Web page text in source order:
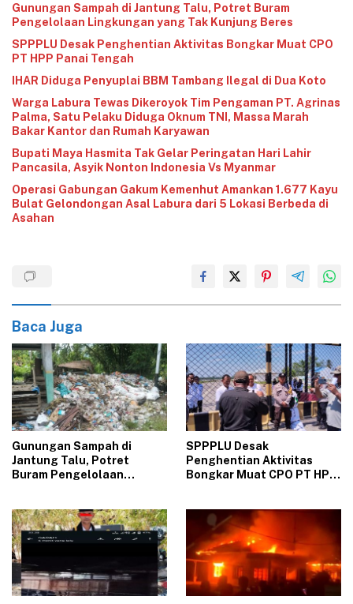
Gunungan Sampah di Jantung Talu, Potret Buram
Pengelolaan Lingkungan yang Tak Kunjung Beres
‎SPPPLU Desak Penghentian Aktivitas Bongkar Muat CPO
PT HPP Panai Tengah‎
‎IHAR Diduga Penyuplai BBM Tambang Ilegal di Dua Koto‎
‎Warga Labura Tewas Dikeroyok Tim Pengaman PT. Agrinas
Palma, Satu Pelaku Diduga Oknum TNI, Massa Marah
Bakar Kantor dan Rumah Karyawan
‎Bupati Maya Hasmita Tak Gelar Peringatan Hari Lahir
Pancasila, Asyik Nonton Indonesia Vs Myanmar
Operasi Gabungan Gakum Kemenhut Amankan 1.677 Kayu
Bulat Gelondongan Asal Labura dari 5 Lokasi Berbeda di
Asahan
Baca Juga
Gunungan Sampah di
Jantung Talu, Potret
Buram Pengelolaan
‎SPPPLU Desak
Penghentian Aktivitas
Bongkar Muat CPO PT HPP